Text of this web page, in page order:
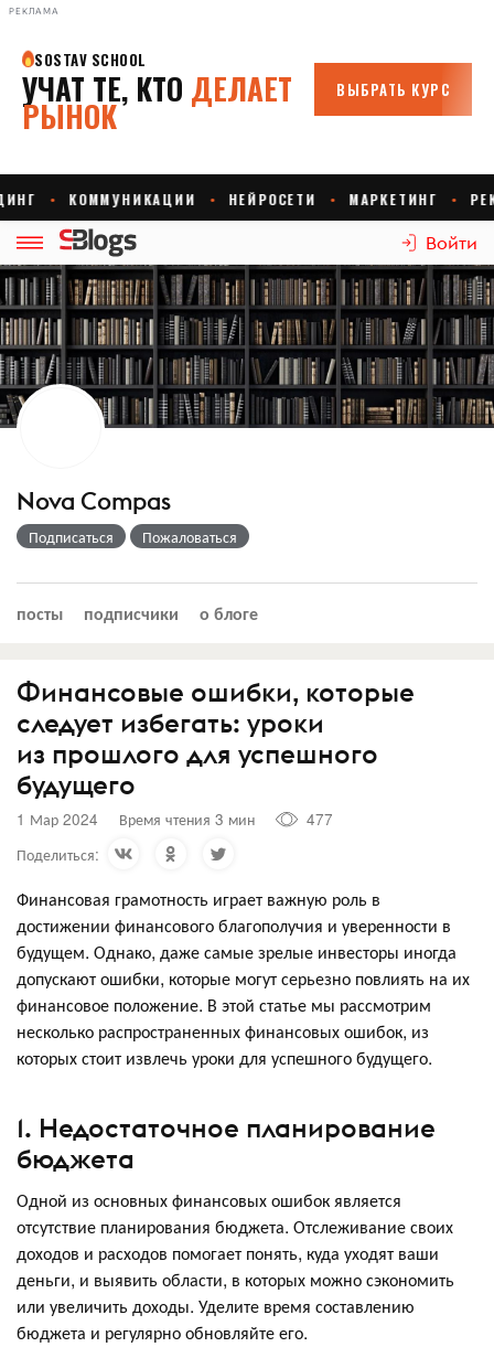
РЕКЛАМА
Войти
Nova Compas
Подписаться Пожаловаться
посты подписчики о блоге
Финансовые ошибки, которые
следует избегать: уроки
из прошлого для успешного
будущего
1 Мар 2024 Время чтения 3 мин
477
Поделиться:
Финансовая грамотность играет важную роль в
достижении финансового благополучия и уверенности в
будущем. Однако, даже самые зрелые инвесторы иногда
допускают ошибки, которые могут серьезно повлиять на их
финансовое положение. В этой статье мы рассмотрим
несколько распространенных финансовых ошибок, из
которых стоит извлечь уроки для успешного будущего.
1. Недостаточное планирование
бюджета
Одной из основных финансовых ошибок является
отсутствие планирования бюджета. Отслеживание своих
доходов и расходов помогает понять, куда уходят ваши
деньги, и выявить области, в которых можно сэкономить
или увеличить доходы. Уделите время составлению
бюджета и регулярно обновляйте его.